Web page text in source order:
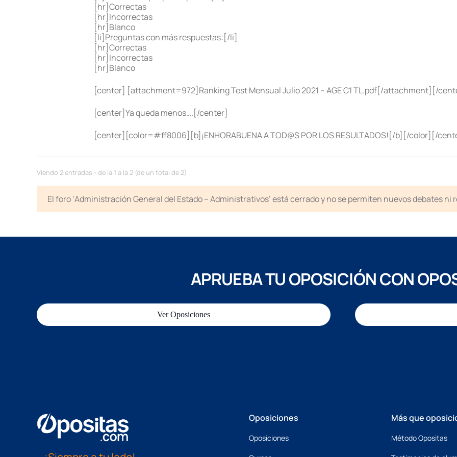
[hr]Correctas
[hr]Incorrectas
[hr]Blanco
[li]Preguntas con más respuestas:[/li]
[hr]Correctas
[hr]Incorrectas
[hr]Blanco
[center] [attachment=972]Ranking Test Mensual Julio 2021 – AGE C1 TL.pdf[/attachment][/
[center]Ya queda menos….[/center]
[center][color=#ff8006][b]¡ENHORABUENA A TOD@S POR LOS RESULTADOS![/b][/color][/
Viendo 2 entradas - de la 1 a la 2 (de un total de 2)
El foro ‘Administración General del Estado – Administrativos’ está cerrado y no se permiten nuevos debates ni
APRUEBA TU OPOSICIÓN CON
Ver Oposiciones
Oposiciones
Oposiciones
Más que
Método Opositas